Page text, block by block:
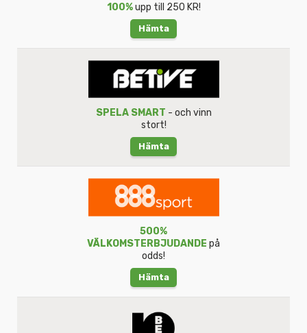
100%upp till 250 KR!
Hämta
SPELA SMART - och vinn
stort!
Hämta
500%
VÄLKOMSTERBJUDANDE på
odds!
Hämta